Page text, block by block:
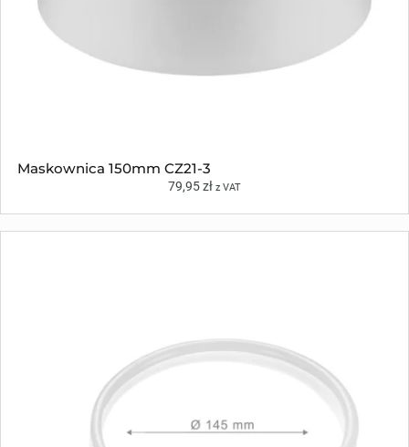
Maskownica 150mm CZ21-3
79,95zł z VAT